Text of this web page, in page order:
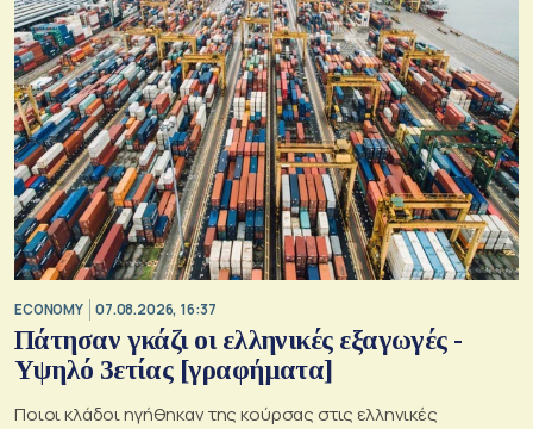
ECONOMY 07.08.2026, 16:37
Πάτησαν γκάζι οι ελληνικές εξαγωγές -
Υψηλό 3ετίας [γραφήματα]
Ποιοι κλάδοι ηγήθηκαν της κούρσας στις ελληνικές